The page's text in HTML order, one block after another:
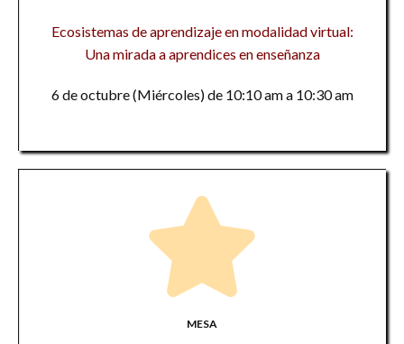
Ecosistemas de aprendizaje en modalidad virtual:
Una mirada a aprendices en enseñanza
6 de octubre (Miércoles) de 10:10 am a 10:30 am
MESA